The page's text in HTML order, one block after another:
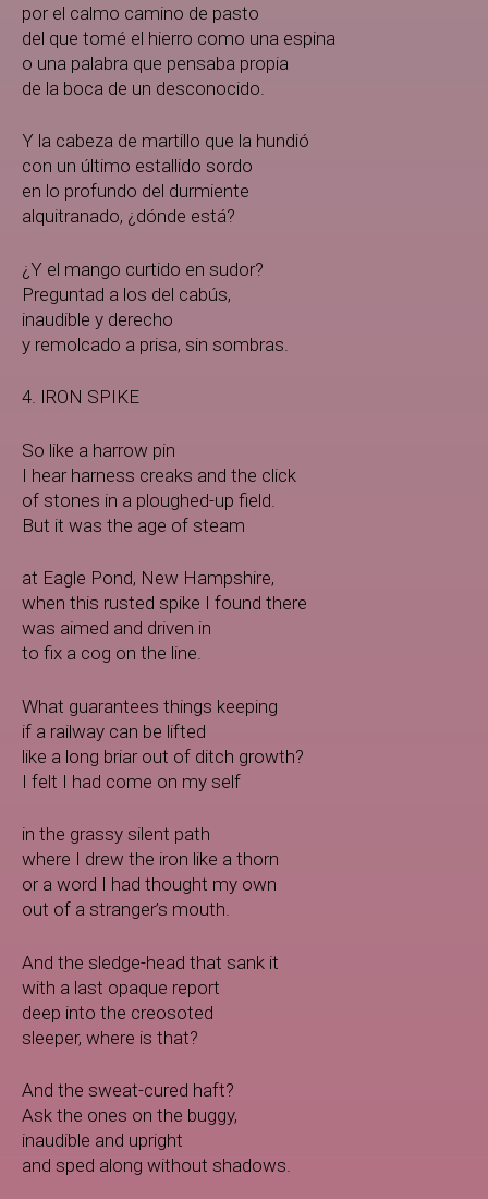
por el calmo camino de pasto
del que tomé el hierro como una espina
o una palabra que pensaba propia
de la boca de un desconocido.
Y la cabeza de martillo que la hundió
con un último estallido sordo
en lo profundo del durmiente
alquitranado, ¿dónde está?
¿Y el mango curtido en sudor?
Preguntad a los del cabús,
inaudible y derecho
y remolcado a prisa, sin sombras.
4. IRON SPIKE
So like a harrow pin
I hear harness creaks and the click
of stones in a ploughed-up field.
But it was the age of steam
at Eagle Pond, New Hampshire,
when this rusted spike I found there
was aimed and driven in
to fix a cog on the line.
What guarantees things keeping
if a railway can be lifted
like a long briar out of ditch growth?
I felt I had come on my self
in the grassy silent path
where I drew the iron like a thorn
or a word I had thought my own
out of a stranger’s mouth.
And the sledge-head that sank it
with a last opaque report
deep into the creosoted
sleeper, where is that?
And the sweat-cured haft?
Ask the ones on the buggy,
inaudible and upright
and sped along without shadows.